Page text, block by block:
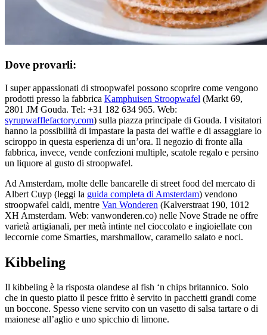
Dove provarli:
I super appassionati di stroopwafel possono scoprire come vengono
prodotti presso la fabbrica Kamphuisen Stroopwafel (Markt 69,
2801 JM Gouda. Tel: +31 182 634 965. Web:
syrupwafflefactory.com) sulla piazza principale di Gouda. I visitatori
hanno la possibilità di impastare la pasta dei waffle e di assaggiare lo
sciroppo in questa esperienza di un’ora. Il negozio di fronte alla
fabbrica, invece, vende confezioni multiple, scatole regalo e persino
un liquore al gusto di stroopwafel.
Ad Amsterdam, molte delle bancarelle di street food del mercato di
Albert Cuyp (leggi la guida completa di Amsterdam) vendono
stroopwafel caldi, mentre Van Wonderen (Kalverstraat 190, 1012
XH Amsterdam. Web: vanwonderen.co) nelle Nove Strade ne offre
varietà artigianali, per metà intinte nel cioccolato e ingioiellate con
leccornie come Smarties, marshmallow, caramello salato e noci.
Kibbeling
Il kibbeling è la risposta olandese al fish ‘n chips britannico. Solo
che in questo piatto il pesce fritto è servito in pacchetti grandi come
un boccone. Spesso viene servito con un vasetto di salsa tartare o di
maionese all’aglio e uno spicchio di limone.